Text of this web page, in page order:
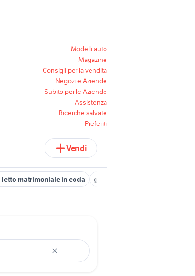
Modelli auto
Magazine
Consigli per la vendita
Negozi e Aziende
Subito per le Aziende
Assistenza
Ricerche salvate
Preferiti
Vendi
letto matrimoniale in coda ghezzani divani